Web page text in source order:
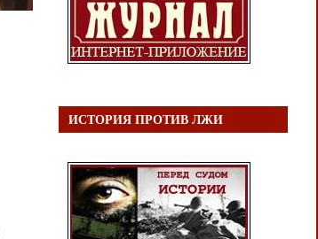
ИСТОРИЯ ПРОТИВ ЛЖИ